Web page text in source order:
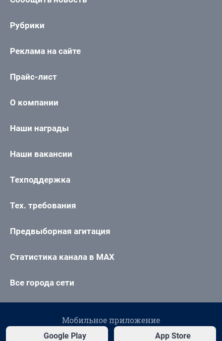
Рубрики
Реклама на сайте
Прайс-лист
О компании
Наши награды
Наши вакансии
Техподдержка
Тех. требования
Предвыборная агитация
Статистика канала в MAX
Все города сети
Мобильное приложение
Google Play App Store